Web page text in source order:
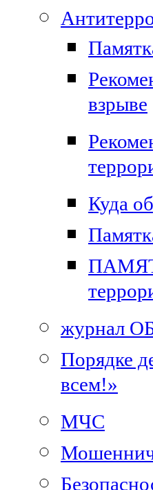
взрыве
Куда
журнал
Порядке
всем!»
МЧС